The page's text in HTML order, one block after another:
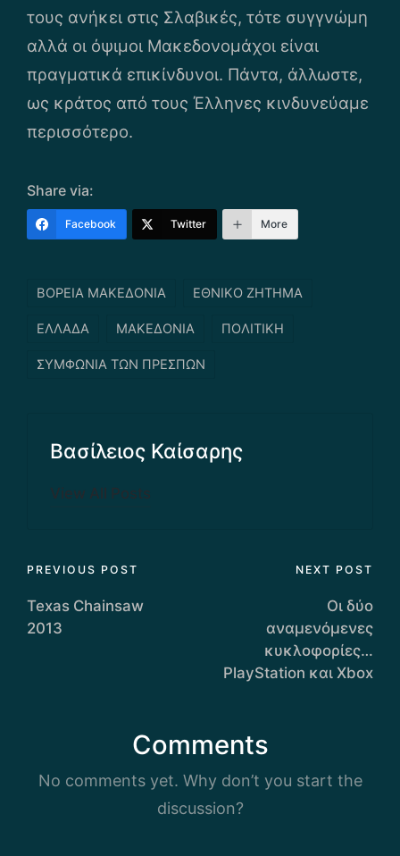
τους ανήκει στις Σλαβικές, τότε συγγνώμη
αλλά οι όψιμοι Μακεδονομάχοι είναι
πραγματικά επικίνδυνοι. Πάντα, άλλωστε,
ως κράτος από τους Έλληνες κινδυνεύαμε
περισσότερο.
Share via:
Facebook Twitter More
Tags:
ΒΟΡΕΙΑ ΜΑΚΕΔΟΝΙΑ ΕΘΝΙΚΟ ΖΗΤΗΜΑ
ΕΛΛΑΔΑ ΜΑΚΕΔΟΝΙΑ ΠΟΛΙΤΙΚΗ
ΣΥΜΦΩΝΙΑ ΤΩΝ ΠΡΕΣΠΩΝ
Βασίλειος Καίσαρης
View All Posts
Post
navigation
PREVIOUS POST
Texas Chainsaw
2013
NEXT POST
Οι δύο
αναμενόμενες
κυκλοφορίες…
PlayStation και Xbox
Comments
No comments yet. Why don’t you start the
discussion?